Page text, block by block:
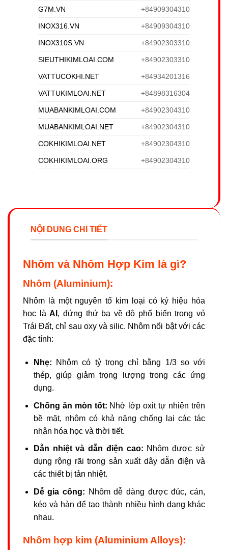
G7M.VN +84909304310
INOX316.VN +84909304310
INOX310S.VN +84902303310
SIEUTHIKIMLOAI.COM +84902303310
VATTUCOKHI.NET +84934201316
VATTUKIMLOAI.NET +84898316304
MUABANKIMLOAI.COM +84902304310
MUABANKIMLOAI.NET +84902304310
COKHIKIMLOAI.NET +84902304310
COKHIKIMLOAI.ORG +84902304310
NỘI DUNG CHI TIẾT
Nhôm và Nhôm Hợp Kim là gì?
Nhôm (Aluminium):
Nhôm là một nguyên tố kim loại có ký hiệu hóa
học làAl , đứng thứ ba về độ phổ biến trong vỏ
Trái Đất, chỉ sau oxy và silic. Nhôm nổi bật với các
đặc tính:
Nhẹ: Nhôm có tỷ trọng chỉ bằng 1/3 so với
thép, giúp giảm trọng lượng trong các ứng
dụng.
Chống ăn mòn tốt: Nhờ lớp oxit tự nhiên trên
bề mặt, nhôm có khả năng chống lại các tác
nhân hóa học và thời tiết.
Dẫn nhiệt và dẫn điện cao: Nhôm được sử
dụng rộng rãi trong sản xuất dây dẫn điện và
các thiết bị tản nhiệt.
Dễ gia công: Nhôm dễ dàng được đúc, cán,
kéo và hàn để tạo thành nhiều hình dạng khác
nhau.
Nhôm hợp kim (Aluminium Alloys):